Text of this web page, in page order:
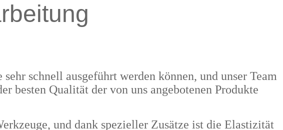
schnell ausgeführt werden können, und unser Team
besten Qualität der von uns angebotenen Produkte
und dank spezieller Zusätze ist die Elastizität